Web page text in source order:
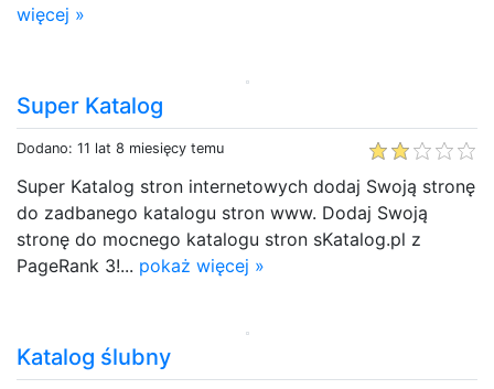
więcej »
Super Katalog
Dodano: 11 lat 8 miesięcy temu
Super Katalog stron internetowych dodaj Swoją stronę
do zadbanego katalogu stron www. Dodaj Swoją
stronę do mocnego katalogu stron sKatalog.pl z
PageRank 3!... pokaż więcej »
Katalog ślubny